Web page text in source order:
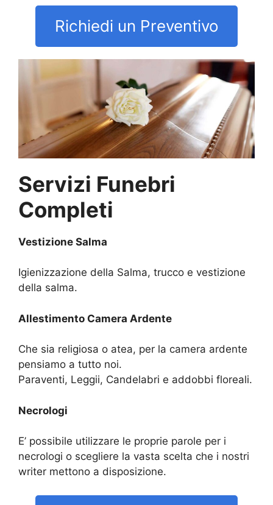
Richiedi un Preventivo
Servizi Funebri
Completi
Vestizione Salma
Igienizzazione della Salma, trucco e vestizione
della salma.
Allestimento Camera Ardente
Che sia religiosa o atea, per la camera ardente
pensiamo a tutto noi.
Paraventi, Leggii, Candelabri e addobbi floreali.
Necrologi
E’ possibile utilizzare le proprie parole per i
necrologi o scegliere la vasta scelta che i nostri
writer mettono a disposizione.